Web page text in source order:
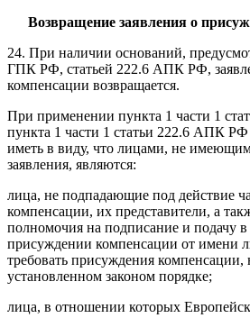
Возвращение заявления о
24. При наличии оснований,
ГПК РФ, статьей 222.6 АПК РФ,
компенсации возвращается.
При применении пункта 1 части 1
пункта 1 части 1 статьи 222.6 АПК
иметь в виду, что лицами, не
заявления, являются:
лица, не подпадающие под действие
компенсации, их представители, а
полномочия на подписание и подачу в
присуждении компенсации от имени
требовать присуждения
установленном законом порядке;
лица, в отношении которых